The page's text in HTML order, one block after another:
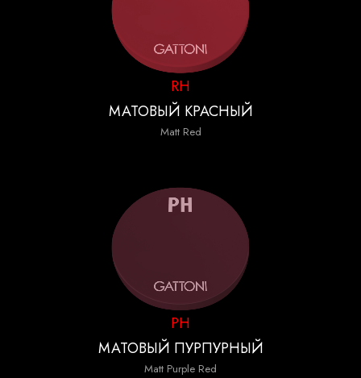
RH
МАТОВЫЙ КРАСНЫЙ
Matt Red
PH
МАТОВЫЙ ПУРПУРНЫЙ
Matt Purple Red